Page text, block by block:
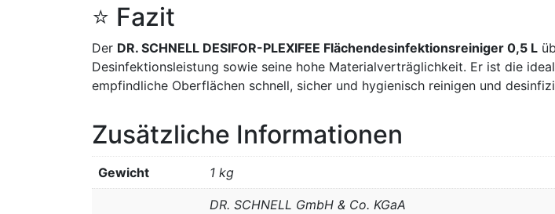
⭐ Fazit
Der DR. SCHNELL DESIFOR-PLEXIFEE Flächendesinfektionsreiniger 0,5 L
Desinfektionsleistung sowie seine hohe Materialverträglichkeit. Er ist die
empfindliche Oberflächen schnell, sicher und hygienisch reinigen und
Zusätzliche Informationen
Gewicht 1 kg
DR. SCHNELL GmbH & Co. KGaA